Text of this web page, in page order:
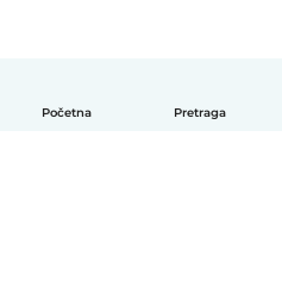
Početna Pretraga